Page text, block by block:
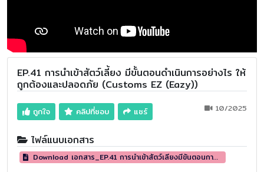
EP.41 การนำเข้าสัตว์เลี้ยง มีขั้นตอนดำเนินการอย่างไร ให้
ถูกต้องและปลอดภัย (Customs EZ (Eazy))
ถูกใจ คลิปที่ชอบ แชร์ 10/2025
ไฟล์แนบเอกสาร
Download เอกสาร_EP.41 การนำเข้าสัตว์เลี้ยงมีขั้นตอนการดำเนินการอย่างไร ให้ถูกต้องและปลอดภัย (Customs EZ (Eazy))